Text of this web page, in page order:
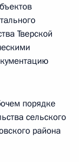
Тверской
порядке
сельского
района